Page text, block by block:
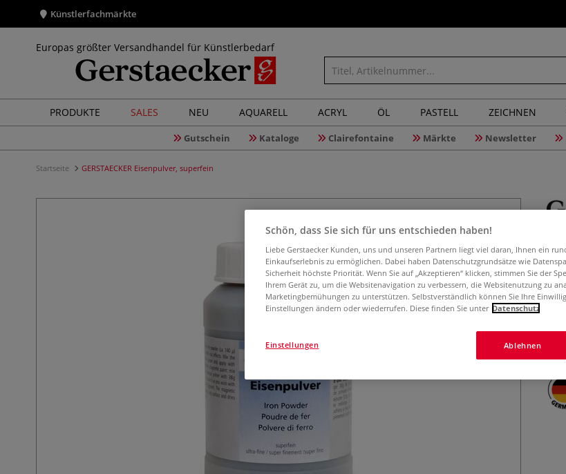
Künstlerfachmärkte
Europas größter Versandhandel für Künstlerbedarf
PRODUKTE SALES NEU AQUARELL ACRYL ÖL PASTELL ZEICHNEN
Gutschein Kataloge Clairefontaine Märkte Newsletter
Startseite GERSTAECKER Eisenpulver, superfein
Das
ca.
Schön, dass Sie sich für uns entschieden haben!
Liebe Gerstaecker Kunden, uns und unseren Partnern liegt viel daran, Ihnen ein
Einkaufserlebnis zu ermöglichen. Dabei haben Datenschutzgrundsätze wie
Sicherheit höchste Priorität. Wenn Sie auf „Akzeptieren“ klicken, stimmen Sie der
Ihrem Gerät zu, um die Websitenavigation zu verbessern, die Websitenutzung zu
Marketingbemühungen zu unterstützen. Selbstverständlich können Sie Ihre
Einstellungen ändern oder wiederrufen. Diese finden Sie unter Datenschutz
Ablehnen
Einstellungen